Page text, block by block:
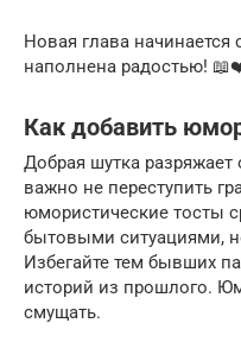
Новая глава начинается
наполнена радостью!
Как добавить
Добрая шутка разряжает
важно не переступить
юмористические тосты
бытовыми ситуациями,
Избегайте тем бывших
историй из прошлого.
смущать.